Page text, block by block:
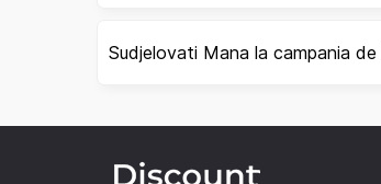
Sudjelovati Mana la campania de